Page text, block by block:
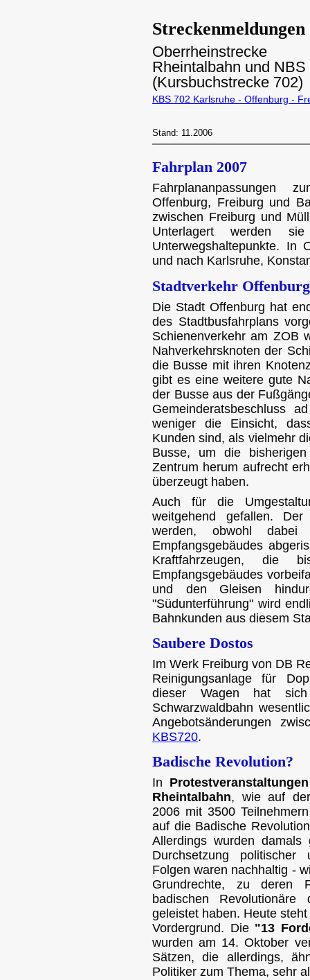
Streckenmeldungen
Oberrheinstrecke
Rheintalbahn und
(Kursbuchstrecke 702)
KBS 702 Karlsruhe - Offenburg -
Stand: 11.2006
Fahrplan 2007
Fahrplananpassungen
Offenburg, Freiburg und
zwischen Freiburg und
Unterlagert werden
Unterwegshaltepunkte. In
und nach Karlsruhe,
Stadtverkehr
Die Stadt Offenburg hat
des Stadtbusfahrplans
Schienenverkehr am ZOB
Nahverkehrsknoten der
die Busse mit ihren
gibt es eine weitere gute
der Busse aus der
Gemeinderatsbeschluss
weniger die Einsicht,
Kunden sind, als vielmehr
Busse, um die
Zentrum herum aufrecht
überzeugt haben.
Auch für die
weitgehend gefallen.
werden, obwohl dabei
Empfangsgebäudes
Kraftfahrzeugen, die
Empfangsgebäudes
und den Gleisen
"Südunterführung" wird
Bahnkunden aus diesem
Saubere Dostos
Im Werk Freiburg von DB
Reinigungsanlage für
dieser Wagen hat
Schwarzwaldbahn
Angebotsänderungen
KBS720.
Badische Revolution?
In
Rheintalbahn, wie auf
2006 mit 3500
auf die Badische
Allerdings wurden
Durchsetzung politischer
Folgen waren nachhaltig -
Grundrechte, zu deren
badischen
geleistet haben. Heute
Vordergrund. Die "13
wurden am 14. Oktober
Sätzen, die allerdings,
Politiker zum Thema, sehr